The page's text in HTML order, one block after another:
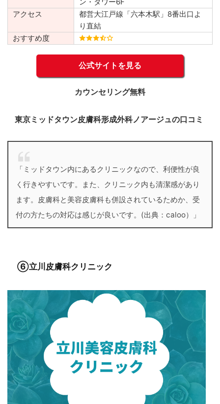
アクセス
都営大江戸線「六本木駅」8番出口よ
り直結
おすすめ度
公式サイトを見る
カウンセリング無料
東京ミッドタウン皮膚科形成外科ノアージュの口コミ
「ミッドタウン内にあるクリニックなので、利便性が良
く行きやすいです。また、クリニック内も清潔感があり
ます。皮膚科と美容皮膚科も併設されているためか、受
付の方たちの対応は感じが良いです。(出典：caloo）」
⑥立川皮膚科クリニック